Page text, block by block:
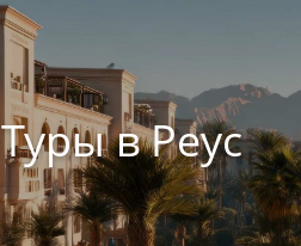
Туры в Реус